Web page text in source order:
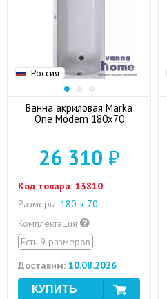
Россия
Ванна акриловая Marka
One Modern 180x70
26 310 ₽
Код товара: 13810
Размеры: 180 x 70
Комплектация
Есть 9 размеров
Доставим: 10.08.2026